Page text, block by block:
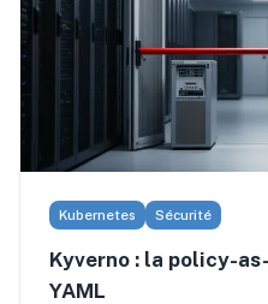
Kubernetes Sécurité
Kyverno : la policy-
YAML